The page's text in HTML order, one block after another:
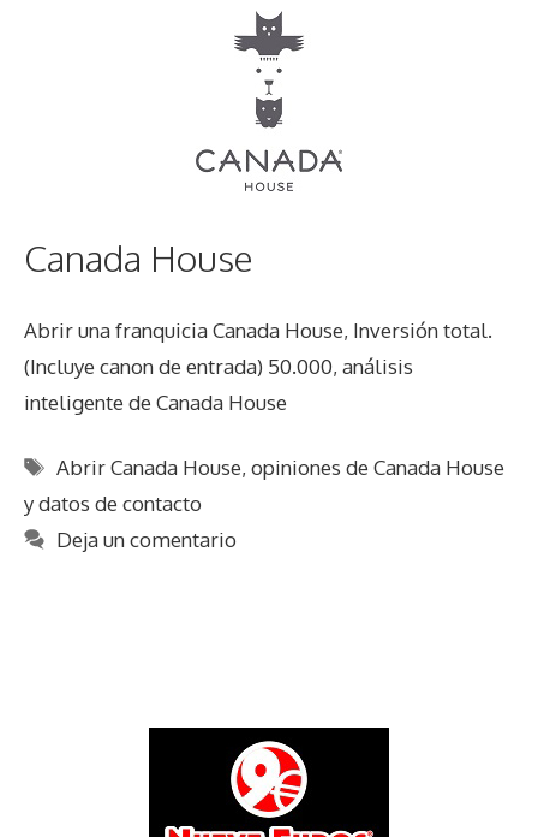
Canada House
Abrir una franquicia Canada House, Inversión total.
(Incluye canon de entrada) 50.000, análisis
inteligente de Canada House
Etiquetas
Abrir Canada House,opiniones de Canada House
y datos de contacto
Deja un comentario